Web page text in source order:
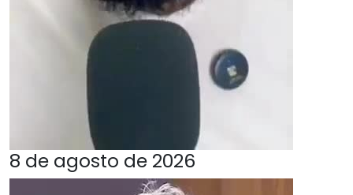
8 de agosto de 2026